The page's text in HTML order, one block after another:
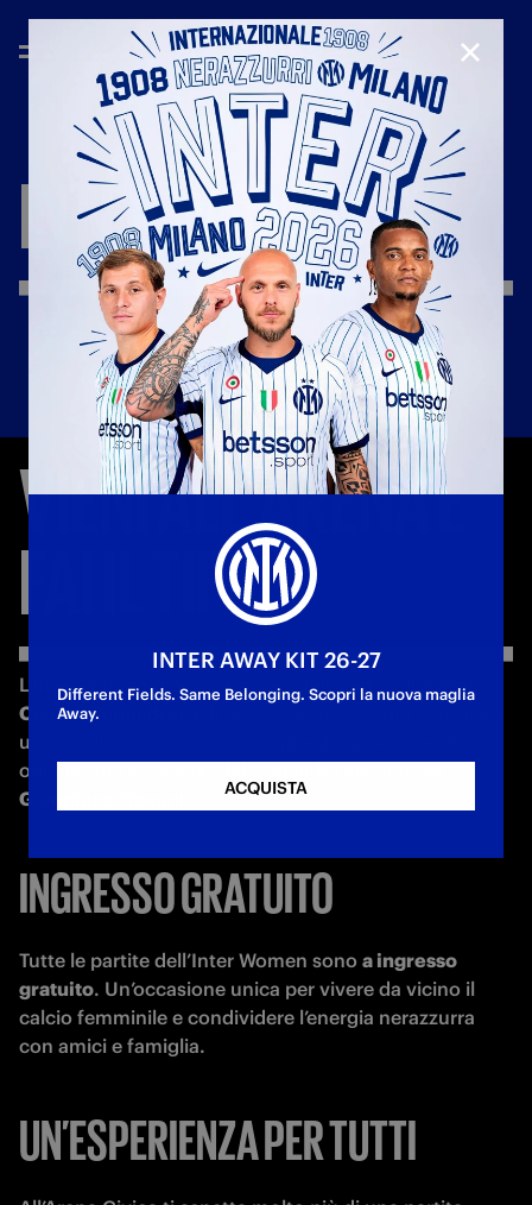
INTERWOMEN
VIENIALL'ARENAE
FAI
TIFO!
L’Inter Women gioca nel cuore della città, all’
Arena
Civica Gianni Brera
uno stadio storico che si riempie di passione e tifo a
Gianpiero Piovani
INGRESSO GRATUITO
Tutte le partite dell’Inter Women sono a ingresso
gratuito. Un’occasione unica per vivere da vicino il
calcio femminile e condividere l’energia nerazzurra
con amici e famiglia.
UN’ESPERIENZA PER TUTTI
INTER AWAY KIT 26-27
Different Fields. Same Belonging. Scopri la nuova maglia
Away.
ACQUISTA